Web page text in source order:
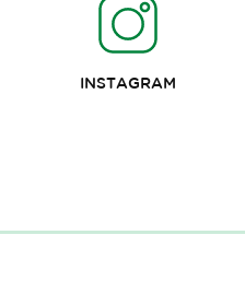
INSTAGRAM